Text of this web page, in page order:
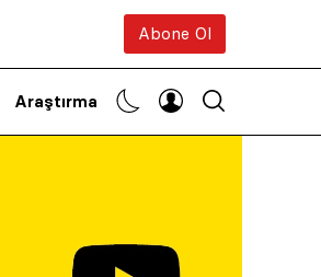
Abone Ol
Araştırma